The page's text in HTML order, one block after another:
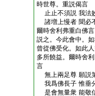
時世尊。重説偈言
止止不須説 我法
諸増上慢者 聞必
爾時舍利弗重白佛
説之。今此會中。
曾從佛受化。如此
多所饒益。爾時舍
言
無上兩足尊 願説
我爲佛長子 惟垂
是會無量衆 能敬